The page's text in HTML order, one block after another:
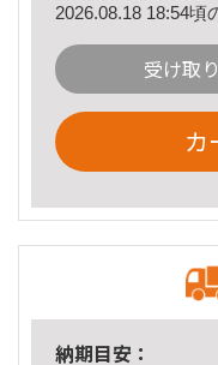
2026.08.18 18:54頃
受け取
カ
納期目安：